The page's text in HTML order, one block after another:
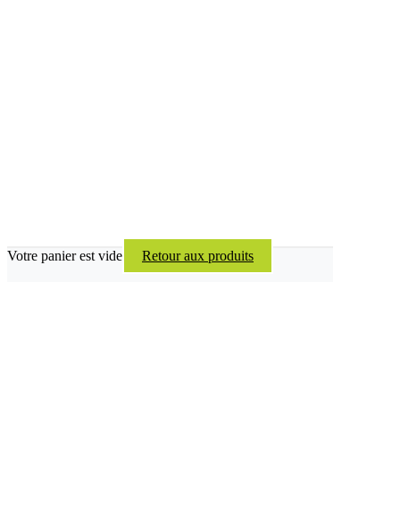
Votre panier est vide Retour aux produits